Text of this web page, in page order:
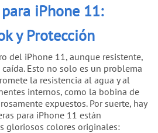
para iPhone 11:
y Protección
del iPhone 11, aunque resistente,
Esto no solo es un problema
la resistencia al agua y al
internos, como la bobina de
expuestos. Por suerte, hay
para iPhone 11 están
gloriosos colores originales: